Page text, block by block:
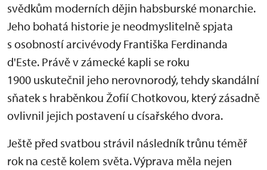
svědkům moderních dějin habsburské monarchie.
Jeho bohatá historie je neodmyslitelně spjata
s osobností arcivévody Františka Ferdinanda
d'Este. Právě v zámecké kapli se roku
1900 uskutečnil jeho nerovnorodý, tehdy skandální
sňatek s hraběnkou Žofií Chotkovou, který zásadně
ovlivnil jejich postavení u císařského dvora.
Ještě před svatbou strávil následník trůnu téměř
rok na cestě kolem světa. Výprava měla nejen